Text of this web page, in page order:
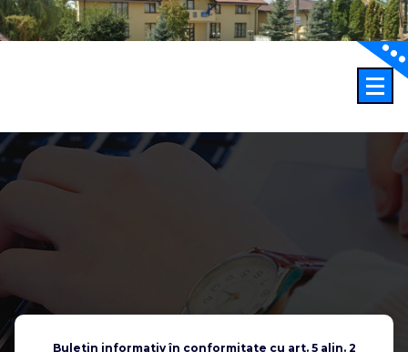
Sari
la
Buletin informativ în conformitate cu art. 5 alin. 2